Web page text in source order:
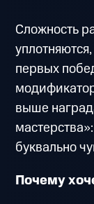
Сложность
первых
выше
буквально
Почему